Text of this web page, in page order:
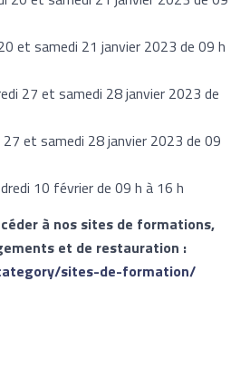
et samedi 21 janvier 2023 de 09 h
27 et samedi 28 janvier 2023 de
27 et samedi 28 janvier 2023 de 09
10 février de 09 h à 16 h
à nos sites de formations,
et de restauration :
sites-de-formation/